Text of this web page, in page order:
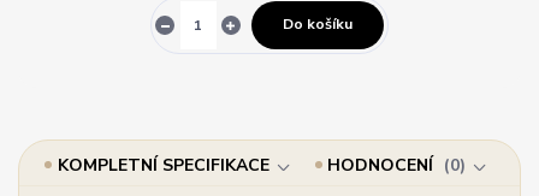
Do košíku
KOMPLETNÍ SPECIFIKACE HODNOCENÍ
0